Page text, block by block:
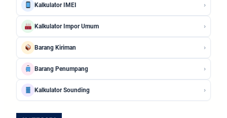
Kalkulator IMEI ›
Kalkulator Impor Umum ›
Barang Kiriman ›
Barang Penumpang ›
Kalkulator Sounding ›